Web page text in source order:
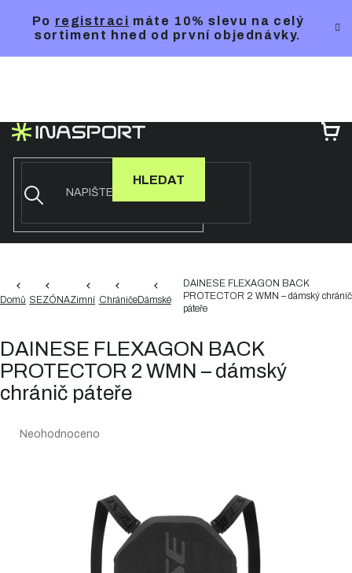
Po registraci máte 10% slevu na celý
sortiment hned od první objednávky.
HLEDAT
Domů SEZÓNAZimní ChráničeDámské
DAINESE FLEXAGON BACK
PROTECTOR 2 WMN – dámský chránič
páteře
DAINESE FLEXAGON BACK
PROTECTOR 2 WMN – dámský
chránič páteře
Průměrné
Neohodnoceno